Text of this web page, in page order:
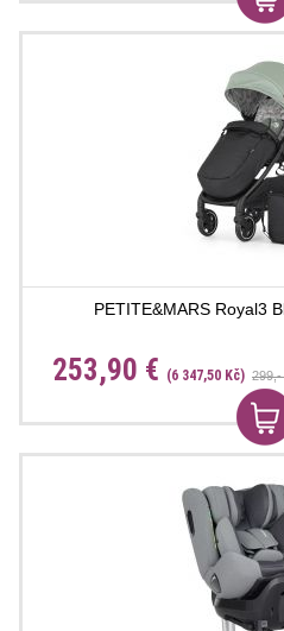
PETITE&MARS Royal3
253,90 € (6 347,50 Kč) 299,-